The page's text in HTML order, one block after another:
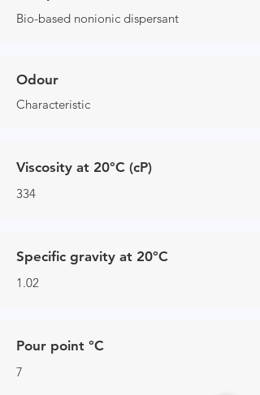
Bio-based nonionic dispersant
Odour
Characteristic
Viscosity at 20°C (cP)
334
Specific gravity at 20°C
1.02
Pour point °C
7